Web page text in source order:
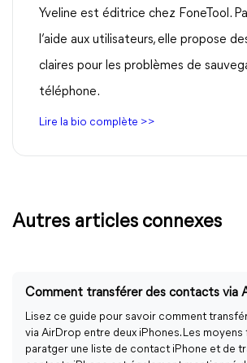
Yveline est éditrice chez FoneTool.
l’aide aux utilisateurs, elle propose
claires pour les problèmes de
téléphone.
Lire la bio complète >>
Autres articles connexes
Lisez ce guide pour savoir comment
via AirDrop entre deux iPhones. Les moyens
paratger une liste de contact iPhone et de